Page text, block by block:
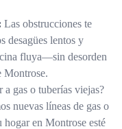
Las obstrucciones te
desagües lentos y
fluya—sin desorden
Montrose.
a gas o tuberías viejas?
nuevas líneas de gas o
hogar en Montrose esté